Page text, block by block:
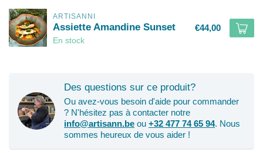
ARTISANNI
Assiette Amandine Sunset
En stock
€44,00
Des questions sur ce produit?
Ou avez-vous besoin d'aide pour commander
? N'hésitez pas à contacter notre
info@artisann.be ou +32 477 74 65 94. Nous
sommes heureux de vous aider !